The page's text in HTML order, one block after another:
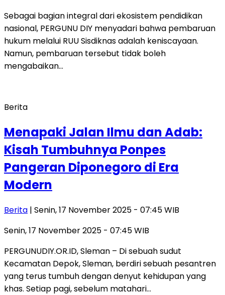
Sebagai bagian integral dari ekosistem pendidikan
nasional, PERGUNU DIY menyadari bahwa pembaruan
hukum melalui RUU Sisdiknas adalah keniscayaan.
Namun, pembaruan tersebut tidak boleh
mengabaikan…
Berita
Menapaki Jalan Ilmu dan Adab:
Kisah Tumbuhnya Ponpes
Pangeran Diponegoro di Era
Modern
Berita | Senin, 17 November 2025 - 07:45 WIB
Senin, 17 November 2025 - 07:45 WIB
PERGUNUDIY.OR.ID, Sleman – Di sebuah sudut
Kecamatan Depok, Sleman, berdiri sebuah pesantren
yang terus tumbuh dengan denyut kehidupan yang
khas. Setiap pagi, sebelum matahari…